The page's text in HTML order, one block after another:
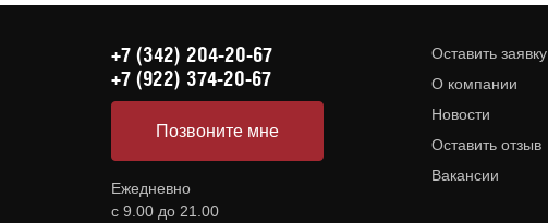
+7 (342) 204-20-67
+7 (922) 374-20-67
Позвоните мне
Ежедневно
с 9.00 до 21.00
Оставить заявку
О компании
Новости
Оставить отзыв
Вакансии